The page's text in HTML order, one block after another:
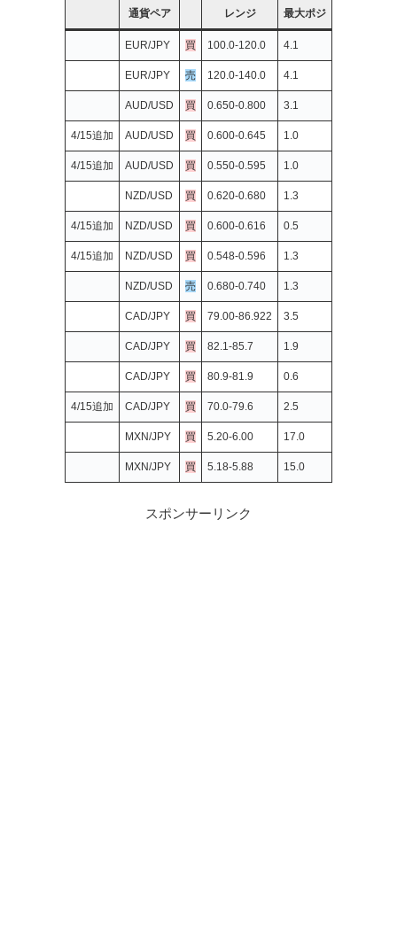
通貨ペア レンジ 最大ポジ
EUR/JPY 買 100.0-120.0 4.1
EUR/JPY 売 120.0-140.0 4.1
AUD/USD 買 0.650-0.800 3.1
4/15追加 AUD/USD 買 0.600-0.645 1.0
4/15追加 AUD/USD 買 0.550-0.595 1.0
NZD/USD 買 0.620-0.680 1.3
4/15追加 NZD/USD 買 0.600-0.616 0.5
4/15追加 NZD/USD 買 0.548-0.596 1.3
NZD/USD 売 0.680-0.740 1.3
CAD/JPY 買 79.00-86.922 3.5
CAD/JPY 買 82.1-85.7 1.9
CAD/JPY 買 80.9-81.9 0.6
4/15追加 CAD/JPY 買 70.0-79.6 2.5
MXN/JPY 買 5.20-6.00 17.0
MXN/JPY 買 5.18-5.88 15.0
スポンサーリンク